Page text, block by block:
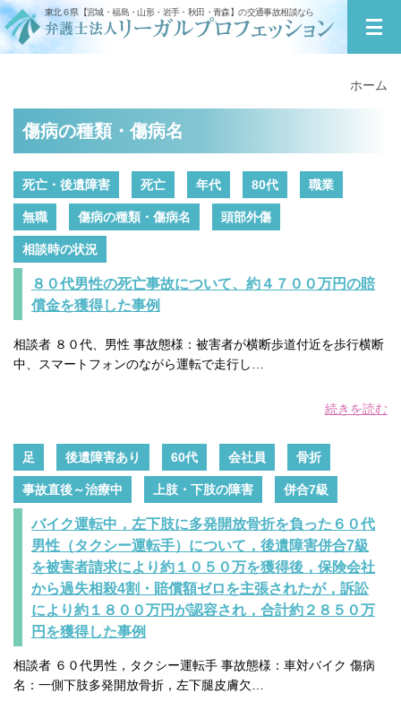
東北６県【宮城・福島・山形・岩手・秋田・青森】の交通事故相談なら
ホーム
傷病の種類・傷病名
死亡・後遺障害 死亡 年代 80代 職業
無職 傷病の種類・傷病名 頭部外傷
相談時の状況
８０代男性の死亡事故について、約４７００万円の賠
償金を獲得した事例
相談者 ８０代、男性 事故態様：被害者が横断歩道付近を歩行横断
中、スマートフォンのながら運転で走行し…
続きを読む
足 後遺障害あり 60代 会社員 骨折
事故直後～治療中 上肢・下肢の障害 併合7級
バイク運転中，左下肢に多発開放骨折を負った６０代
男性（タクシー運転手）について，後遺障害併合7級
を被害者請求により約１０５０万を獲得後，保険会社
から過失相殺4割・賠償額ゼロを主張されたが，訴訟
により約１８００万円が認容され，合計約２８５０万
円を獲得した事例
相談者 ６０代男性，タクシー運転手 事故態様：車対バイク 傷病
名：一側下肢多発開放骨折，左下腿皮膚欠…